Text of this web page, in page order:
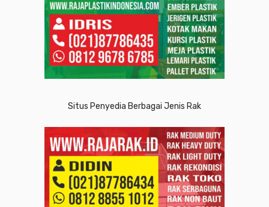
Situs Penyedia Berbagai Jenis Rak